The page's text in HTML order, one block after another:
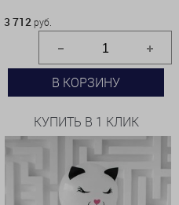
3 712 руб.
В КОРЗИНУ
КУПИТЬ В 1 КЛИК